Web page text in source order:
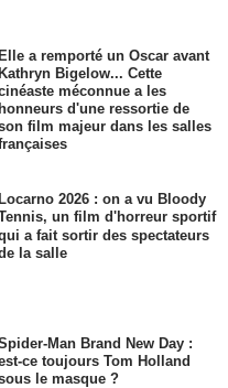
Elle a remporté un Oscar avant
Kathryn Bigelow... Cette
méconnue a les
honneurs d'une ressortie de
film majeur dans les salles
Locarno 2026 : on a vu Bloody
un film d'horreur sportif
a fait sortir des spectateurs
la salle
Man Brand New Day :
ce toujours Tom Holland
le masque ?